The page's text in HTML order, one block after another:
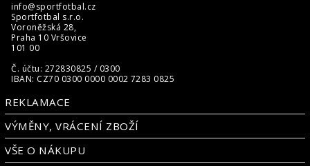
info@sportfotbal.cz
Sportfotbal s.r.o.
Voroněžská 28,
Praha 10 Vršovice
101 00
Č. účtu: 272830825 / 0300
IBAN: CZ70 0300 0000 0002 7283 0825
REKLAMACE
VÝMĚNY, VRÁCENÍ ZBOŽÍ
VŠE O NÁKUPU